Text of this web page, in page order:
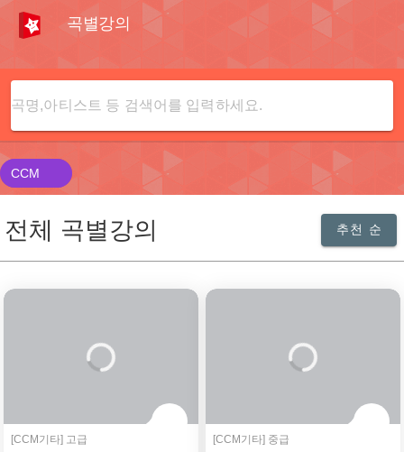
곡별강의
곡별강의
CCM
전체 곡별강의 추천 순
[CCM기타] 고급 [CCM기타] 중급